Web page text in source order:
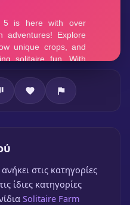
στις κατηγορίες
ίδιες κατηγορίες
Solitaire Farm